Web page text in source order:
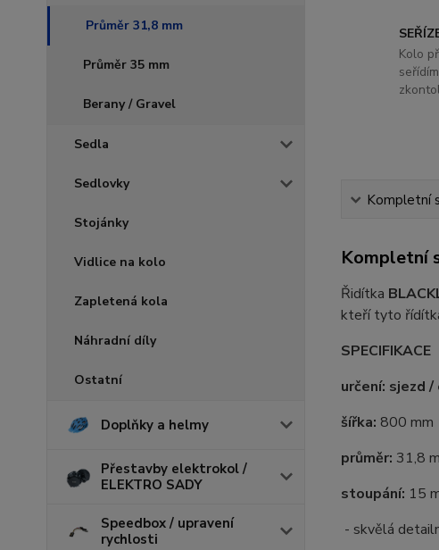
Průměr 31,8 mm
Průměr 35 mm
Berany / Gravel
Sedla
Sedlovky
Stojánky
Vidlice na kolo
Zapletená kola
Náhradní díly
Ostatní
Doplňky a helmy
Přestavby elektrokol /
ELEKTRO SADY
Speedbox / upravení
rychlosti
Kolo
Kompletní
Kompletní
Řidítka
kteří tyto
SPECIFIKACE
určení: sjezd
šířka: 800 mm
průměr: 31,8
stoupání: 15
- skvělá